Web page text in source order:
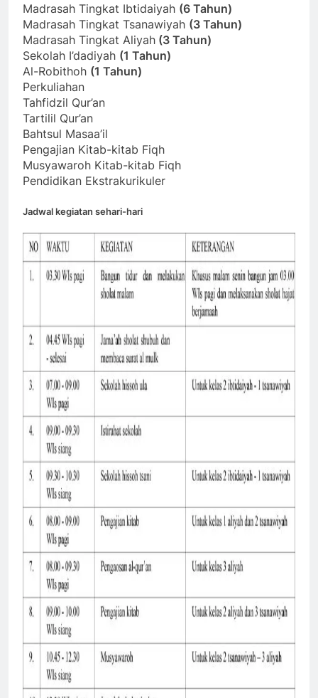
Madrasah Tingkat Ibtidaiyah (6 Tahun)
Madrasah Tingkat Tsanawiyah (3 Tahun)
Madrasah Tingkat Aliyah (3 Tahun)
Sekolah I’dadiyah (1 Tahun)
Al-Robithoh (1 Tahun)
Perkuliahan
Tahfidzil Qur’an
Tartilil Qur’an
Bahtsul Masaa’il
Pengajian Kitab-kitab Fiqh
Musyawaroh Kitab-kitab Fiqh
Pendidikan Ekstrakurikuler
Jadwal kegiatan sehari-hari